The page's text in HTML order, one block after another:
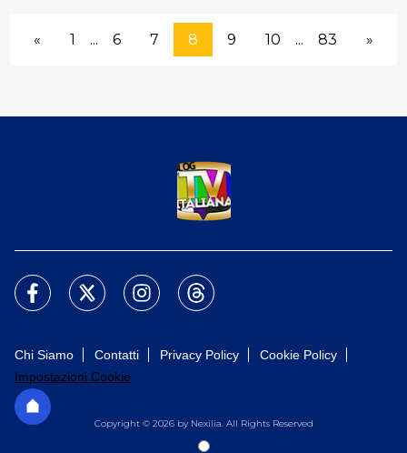
« 1 ... 6 7 8 9 10 ... 83 »
Chi Siamo Contatti Privacy Policy
Cookie Policy
Impostazioni Cookie
Copyright © 2026 by Nexilia. All Rights Reserved